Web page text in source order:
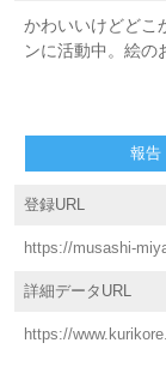
かわいいけどどこ
ンに活動中。絵の
報告
登録URL
https://musashi-
詳細データURL
https://